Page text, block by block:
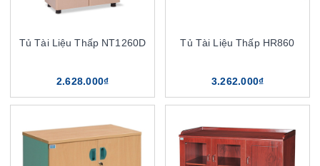
Tủ Tài Liệu Thấp NT1260D
2.628.000₫
Tủ Tài Liệu Thấp HR860
3.262.000₫